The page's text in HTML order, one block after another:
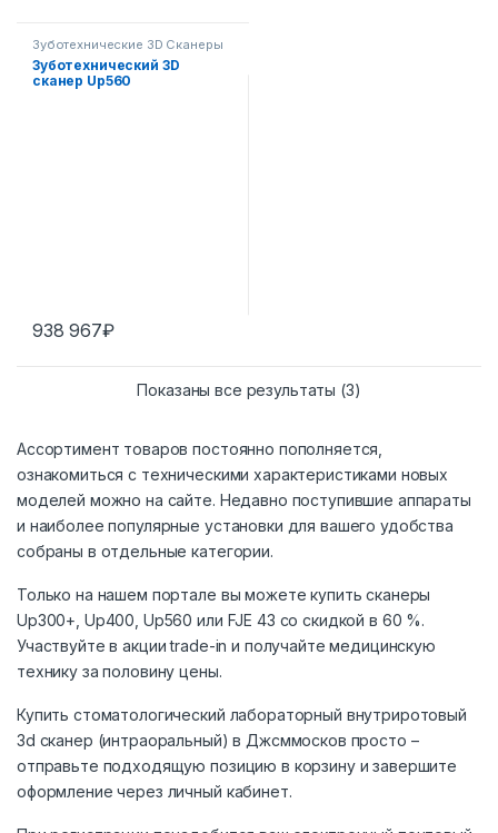
Зуботехнические 3D Сканеры
Зуботехнический 3D
сканер Up560
938 967₽
Показаны все результаты (3)
Ассортимент товаров постоянно пополняется,
ознакомиться с техническими характеристиками новых
моделей можно на сайте. Недавно поступившие аппараты
и наиболее популярные установки для вашего удобства
собраны в отдельные категории.
Только на нашем портале вы можете купить сканеры
Up300+, Up400, Up560 или FJE 43 со скидкой в 60 %.
Участвуйте в акции trade-in и получайте медицинскую
технику за половину цены.
Купить стоматологический лабораторный внутриротовый
3d сканер (интраоральный) в Джсммосков просто –
отправьте подходящую позицию в корзину и завершите
оформление через личный кабинет.